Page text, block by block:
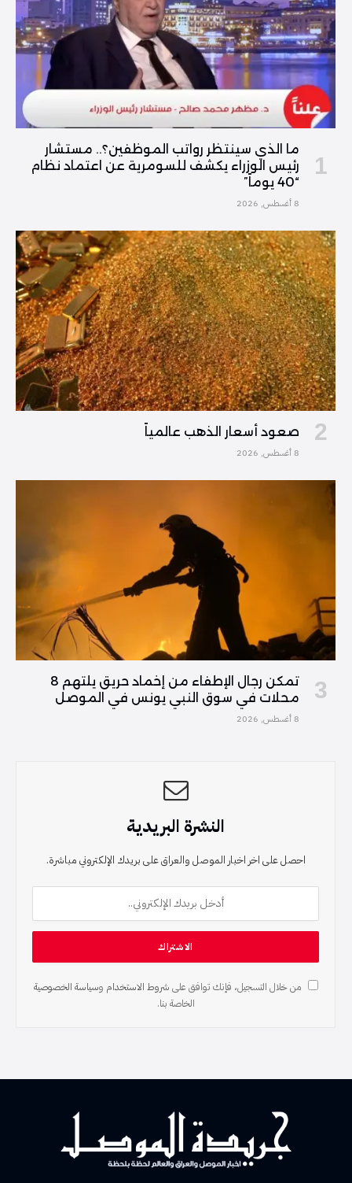
ما الذي سينتظر رواتب الموظفين؟.. مستشار
رئيس الوزراء يكشف للسومرية عن اعتماد نظام
“40 يوماً”
8 أغسطس, 2026
صعود أسعار الذهب عالمياً
8 أغسطس, 2026
تمكن رجال الإطفاء من إخماد حريق يلتهم 8
محلات في سوق النبي يونس في الموصل
8 أغسطس, 2026
النشرة البريدية
احصل على اخر اخبار الموصل والعراق على بريدك الإلكتروني مباشرة.
من خلال التسجيل، فإنك توافق على شروط الاستخدام وسياسة الخصوصية
الخاصة بنا.